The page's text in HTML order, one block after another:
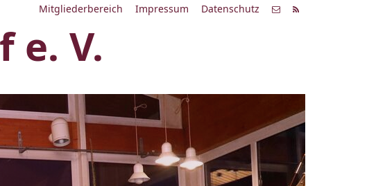
Mitgliederbereich Impressum Datenschutz
e. V.
Letzte
Veranstaltung
Alle
Veranstaltungen
14.12.19